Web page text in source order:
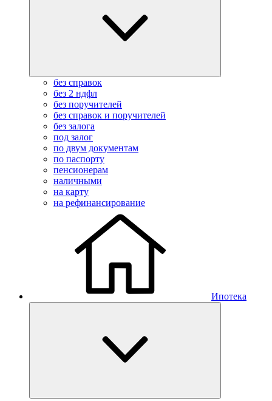
без справок
без 2 ндфл
без поручителей
без справок и поручителей
без залога
под залог
по двум документам
по паспорту
пенсионерам
наличными
на карту
на рефинансирование
Ипотека